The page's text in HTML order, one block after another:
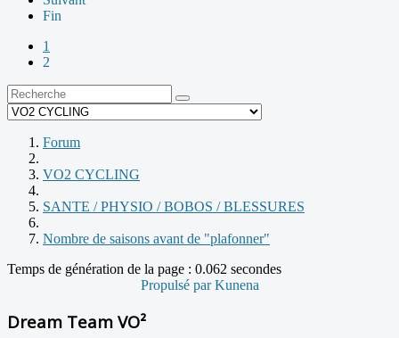
Fin
1
2
Forum
VO2 CYCLING
SANTE / PHYSIO / BOBOS / BLESSURES
Nombre de saisons avant de "plafonner"
Temps de génération de la page : 0.062 secondes
Propulsé parKunena
Dream Team VO²